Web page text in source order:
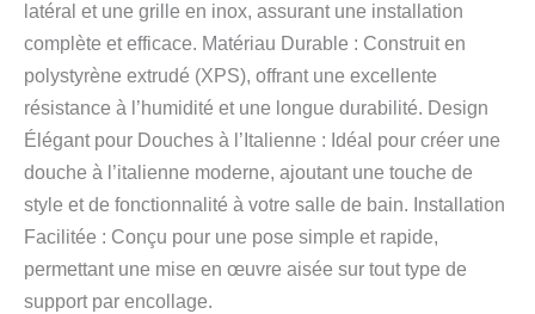
latéral et une grille en inox, assurant une installation
complète et efficace. Matériau Durable : Construit en
polystyrène extrudé (XPS), offrant une excellente
résistance à l’humidité et une longue durabilité. Design
Élégant pour Douches à l’Italienne : Idéal pour créer une
douche à l’italienne moderne, ajoutant une touche de
style et de fonctionnalité à votre salle de bain. Installation
Facilitée : Conçu pour une pose simple et rapide,
permettant une mise en œuvre aisée sur tout type de
support par encollage.